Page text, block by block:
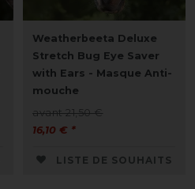
Weatherbeeta Deluxe
Stretch Bug Eye Saver
with Ears - Masque Anti-
mouche
avant 21,50 €
16,10 € *
LISTE DE SOUHAITS